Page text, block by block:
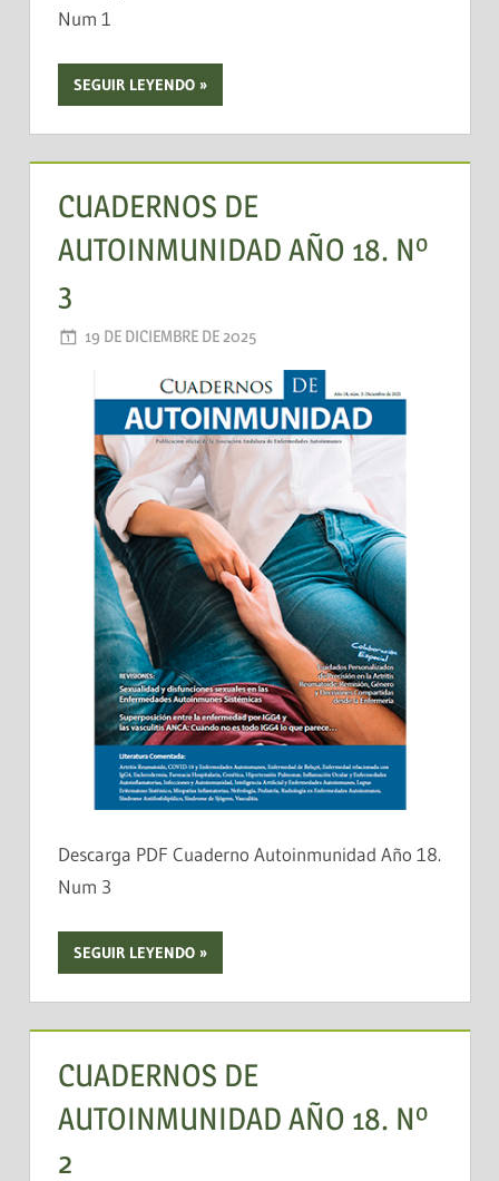
Num 1
SEGUIR LEYENDO
CUADERNOS DE
AUTOINMUNIDAD AÑO 18. Nº
3
19 DE DICIEMBRE DE 2025
Descarga PDF Cuaderno Autoinmunidad Año 18.
Num 3
SEGUIR LEYENDO
CUADERNOS DE
AUTOINMUNIDAD AÑO 18. Nº
2